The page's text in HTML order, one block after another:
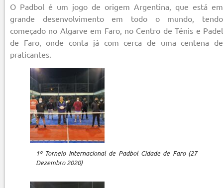
O Padbol é um jogo de origem Argentina, que está em
grande desenvolvimento em todo o mundo, tendo
começado no Algarve em Faro, no Centro de Ténis e Padel
de Faro, onde conta já com cerca de uma centena de
praticantes.
1º Torneio Internacional de Padbol Cidade de Faro (27
Dezembro 2020)